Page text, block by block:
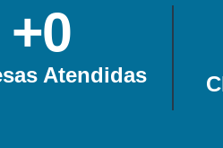
+0
Atendidas